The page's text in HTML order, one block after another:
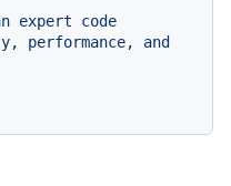
expert code
performance, and